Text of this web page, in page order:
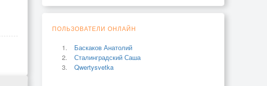
ПОЛЬЗОВАТЕЛИ ОНЛАЙН
Баскаков Анатолий
Сталинградский Саша
Qwertysvetka